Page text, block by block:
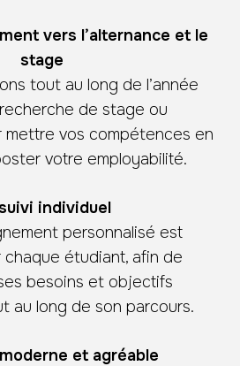
vers l’alternance et le
stage
tout au long de l’année
de stage ou
mettre vos compétences en
votre employabilité.
individuel
personnalisé est
étudiant, afin de
besoins et objectifs
au long de son parcours.
et agréable